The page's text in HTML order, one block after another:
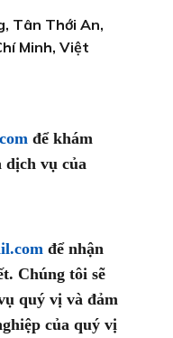
Tân Thới An,
Minh, Việt
để khám
dịch vụ của
để nhận
Chúng tôi sẽ
quý vị và đảm
của quý vị